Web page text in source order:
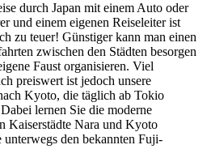
durch Japan mit einem Auto oder
und einem eigenen Reiseleiter ist
zu teuer! Günstiger kann man einen
zwischen den Städten besorgen
Faust organisieren. Viel
preiswert ist jedoch unsere
Kyoto, die täglich ab Tokio
lernen Sie die moderne
Kaiserstädte Nara und Kyoto
unterwegs den bekannten Fuji-